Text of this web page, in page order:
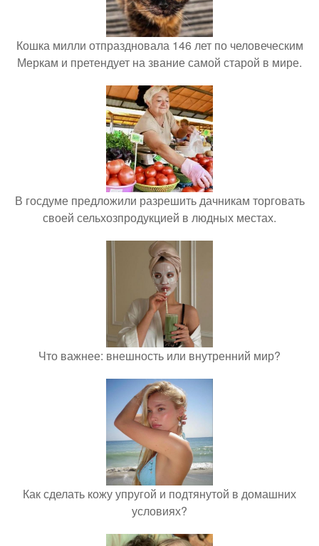
Кошка милли отпраздновала 146 лет по человеческим
Меркам и претендует на звание самой старой в мире.
В госдуме предложили разрешить дачникам торговать
своей сельхозпродукцией в людных местах.
Что важнее: внешность или внутренний мир?
Как сделать кожу упругой и подтянутой в домашних
условиях?